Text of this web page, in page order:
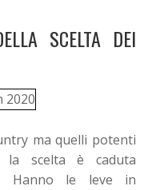
SCELTA DEI
ma quelli potenti
la scelta è caduta
Hanno le leve in